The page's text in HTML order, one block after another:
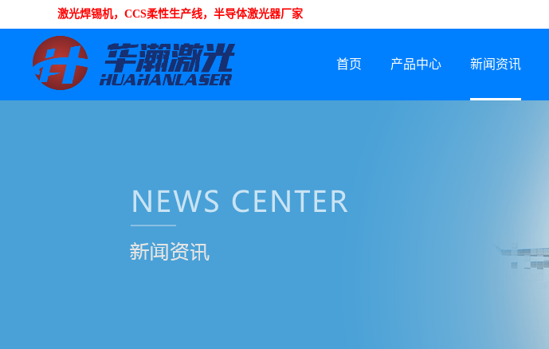
激光焊锡机，CCS柔性生产线，半导体激光器厂家
首页 产品中心 新闻资讯